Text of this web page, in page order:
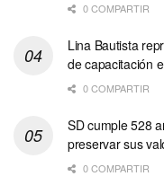
0 COMPARTIR
Lina Bautista
de capacitación
0 COMPARTIR
SD cumple 528
preservar sus
0 COMPARTIR